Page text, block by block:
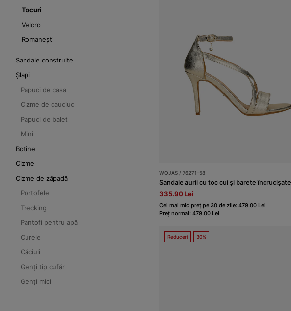
Tocuri
Velcro
Romanești
Sandale construite
Șlapi
Papuci de casa
Cizme de cauciuc
Papuci de balet
Mini
Botine
Cizme
Cizme de zăpadă
Portofele
Trecking
Pantofi pentru apă
Curele
Căciuli
Genți tip cufăr
Genți mici
WOJAS / 76271-58
Sandale aurii cu toc cui și barete încrucișate
335.90 Lei
Cel mai mic preț pe 30 de zile: 479.00 Lei
Preț normal: 479.00 Lei
Reduceri 30%